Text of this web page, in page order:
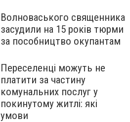
Волноваського священника
засудили на 15 років тюрми
за пособництво окупантам
Переселенці можуть не
платити за частину
комунальних послуг у
покинутому житлі: які
умови